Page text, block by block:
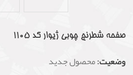
صفحه شطرنج چوبی ژیوار کد 1105
وضعیت:محصول جدید